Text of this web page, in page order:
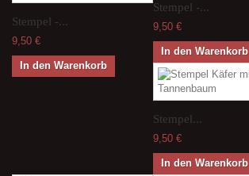
Stempel -...
9,50 €
In den Warenkorb
Stempel -...
9,50 €
In den Warenkorb
Stempel...
9,50 €
In den Warenkorb